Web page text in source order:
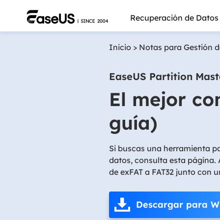
Recuperación de Datos
Más
Inicio > Notas para Gestión
EaseUS Partition
El mejor
guía)
Si buscas una herramienta
datos, consulta esta
de exFAT a FAT32 junto con
Descargar para